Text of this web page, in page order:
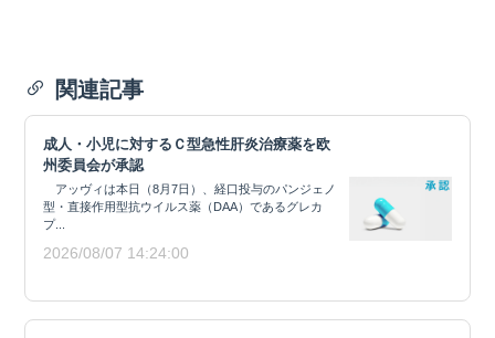
関連記事
成人・小児に対するＣ型急性肝炎治療薬を欧
州委員会が承認
アッヴィは本日（8月7日）、経口投与のパンジェノ
型・直接作用型抗ウイルス薬（DAA）であるグレカ
プ...
2026/08/07 14:24:00